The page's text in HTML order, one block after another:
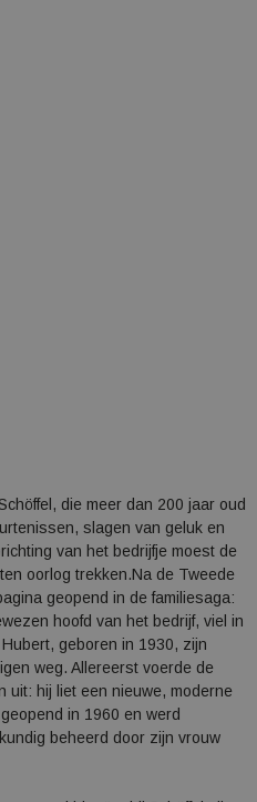
die meer dan 200 jaar oud
slagen van geluk en
van het bedrijfje moest de
oorlog trekken.Na de Tweede
geopend in de familiesaga:
hoofd van het bedrijf, viel in
geboren in 1930, zijn
weg. Allereerst voerde de
uit: hij liet een nieuwe, moderne
in 1960 en werd
beheerd door zijn vrouw